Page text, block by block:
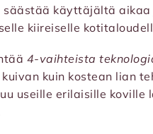
säästää käyttäjältä
kiireiselle
4-vaihteista
kuin kostean lian
useille erilaisille